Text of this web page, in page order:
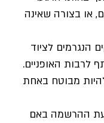
או בצורה שאינה
הנגרמים לציוד
לרבות האופניים.
מבוטח באחת
ההרשמה באם